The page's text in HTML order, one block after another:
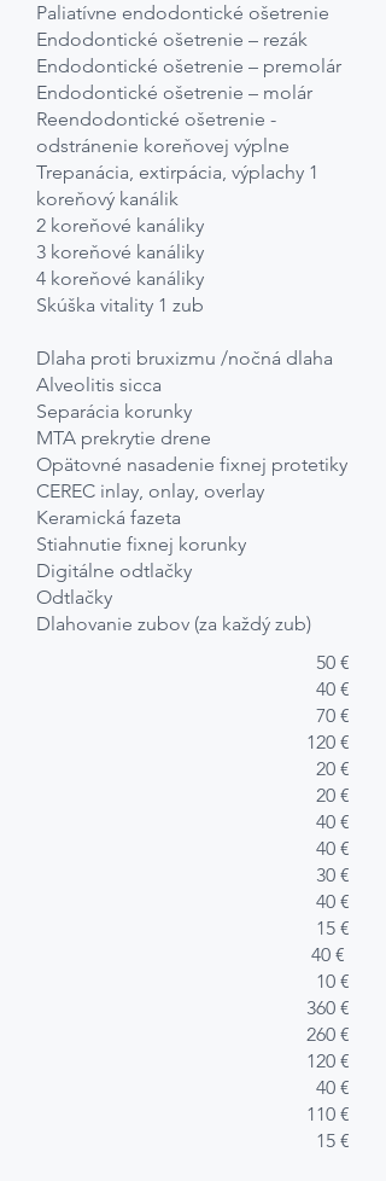
Paliatívne endodontické ošetrenie
Endodontické ošetrenie – rezák
Endodontické ošetrenie – premolár
Endodontické ošetrenie – molár
Reendodontické ošetrenie -
odstránenie koreňovej výplne
Trepanácia, extirpácia, výplachy 1
koreňový kanálik
2 koreňové kanáliky
3 koreňové kanáliky
4 koreňové kanáliky
Skúška vitality 1 zub
Dlaha proti bruxizmu /nočná dlaha
Alveolitis sicca
Separácia korunky
MTA prekrytie drene
Opätovné nasadenie fixnej protetiky
CEREC inlay, onlay, overlay
Keramická fazeta
Stiahnutie fixnej korunky
Digitálne odtlačky
Odtlačky
Dlahovanie zubov (za každý zub)
50 €
40 €
70 €
120 €
20 €
20 €
40 €
40 €
30 €
40 €
15 €
40 €
10 €
360 €
260 €
120 €
40 €
110 €
15 €